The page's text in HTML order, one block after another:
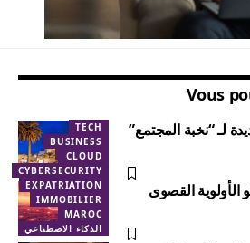
Vous
TANGER
MAROC
لـ “نخبة المجتمع”
TECH
BUSINESS
CLOUD
CYBERSECURITY
EXPATRIATION
IMMOBILIER
MAROC
الذكاء الاصطناعي
الأولوية القصوى